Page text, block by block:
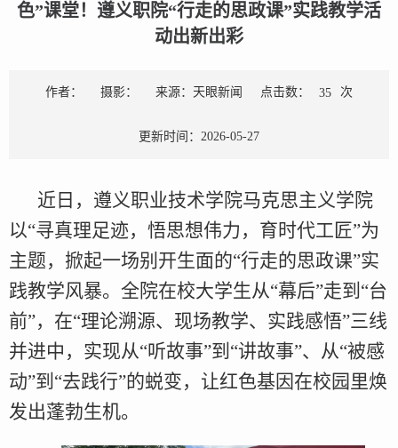
色”课堂！遵义职院“行走的思政课”实践教学活
动出新出彩
作者： 摄影： 来源：天眼新闻 点击数： 35 次
更新时间：2026-05-27
近日，遵义职业技术学院马克思主义学院
以“寻真理足迹，悟思想伟力，育时代工匠”为
主题，掀起一场别开生面的“行走的思政课”实
践教学风暴。全院在校大学生从“幕后”走到“台
前”，在“理论溯源、现场教学、实践感悟”三线
并进中，实现从“听故事”到“讲故事”、从“被感
动”到“去践行”的蜕变，让红色基因在校园里焕
发出蓬勃生机。